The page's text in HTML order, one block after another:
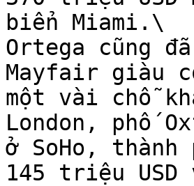
biển Miami.\
Ortega cũng
Mayfair giàu
một vài chỗ
London, phố
ở SoHo, thành
145 triệu USD